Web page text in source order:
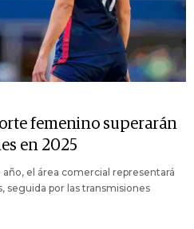
femenino superarán
en 2025
el área comercial representará
seguida por las transmisiones